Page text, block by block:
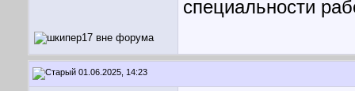
специальности
01.06.2025, 14:23